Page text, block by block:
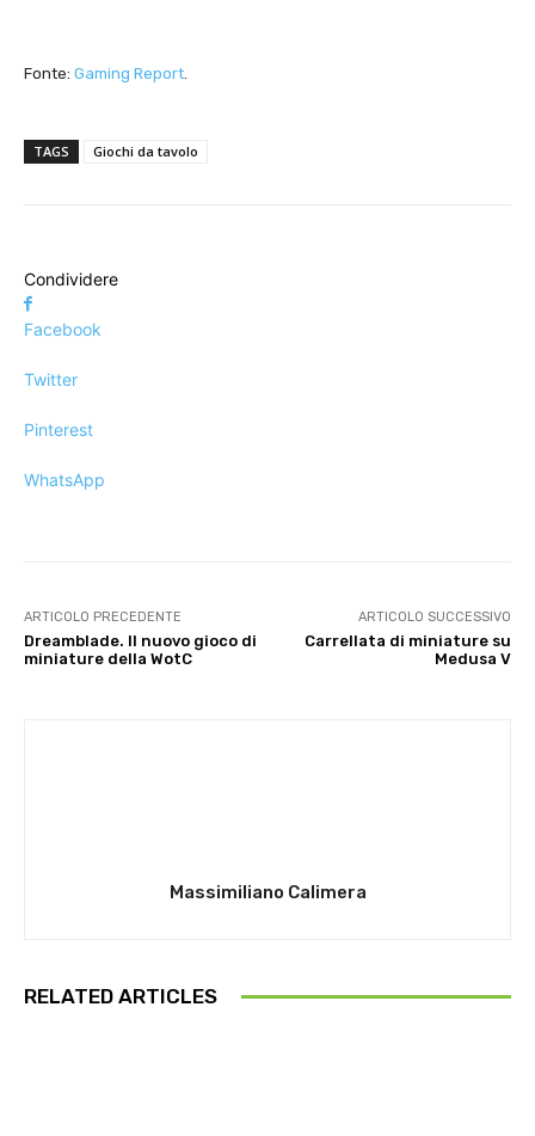
Fonte: Gaming Report.
TAGS Giochi da tavolo
Condividere
Facebook
Twitter
Pinterest
WhatsApp
ARTICOLO PRECEDENTE
Dreamblade. Il nuovo gioco di
miniature della WotC
ARTICOLO SUCCESSIVO
Carrellata di miniature su
Medusa V
Massimiliano Calimera
RELATED ARTICLES